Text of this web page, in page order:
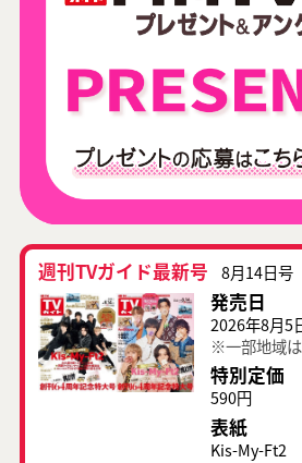
週刊TVガイド最新号 8月14日号
発売日
2026年8月5
※一部地域
特別定価
590円
表紙
Kis-My-Ft2